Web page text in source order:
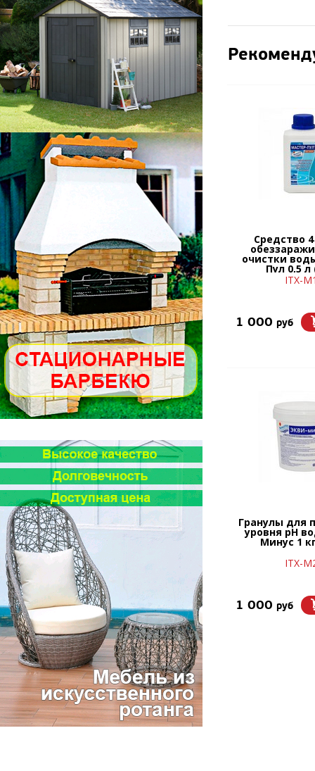
Средство
очистки
Пул 0,5
ITX-
1 000 руб
Гранулы для
уровня рН
Минус 1
ITX-
1 000 руб